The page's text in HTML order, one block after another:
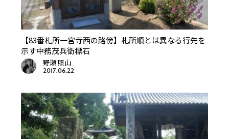
【83番札所一宮寺西の路傍】札所順とは異なる行先を
示す中務茂兵衛標石
野瀬 照山
2017.06.22